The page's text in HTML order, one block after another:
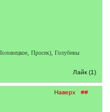
Просек), Голубевы
Лайк (1)
Наверх ##